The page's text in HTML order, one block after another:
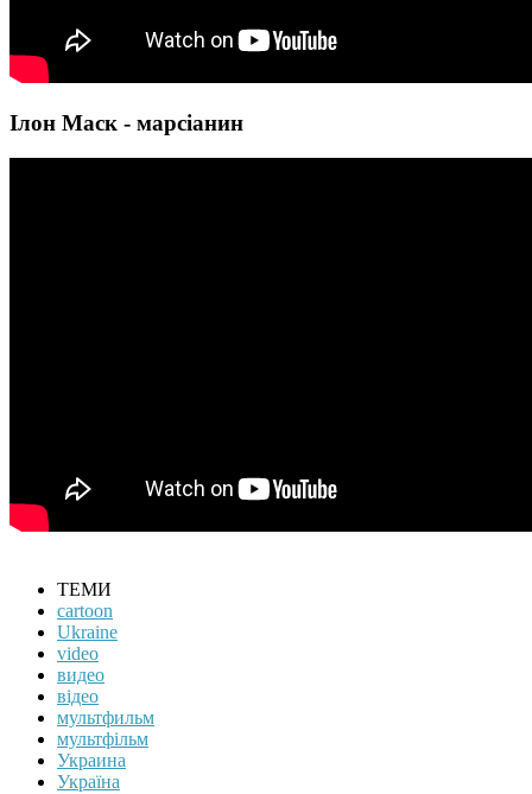
Ілон Маск - марсіанин
ТЕМИ
cartoon
Ukraine
video
видео
відео
мультфильм
мультфільм
Украина
Україна